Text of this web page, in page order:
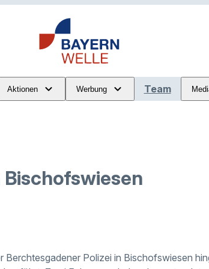
Aktionen Werbung Team
Berchtesgadener Polizei in Bischofswiesen